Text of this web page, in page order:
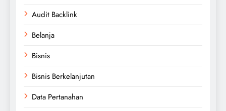
Audit Backlink
Belanja
Bisnis
Bisnis Berkelanjutan
Data Pertanahan